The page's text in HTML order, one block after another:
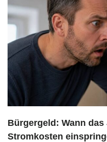
Bürgergeld: Wann
Stromkosten